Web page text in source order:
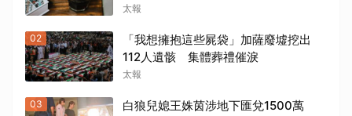
太報
02
「我想擁抱這些屍袋」加薩廢墟挖出
112人遺骸 集體葬禮催淚
太報
03
白狼兒媳王姝茵涉地下匯兌1500萬